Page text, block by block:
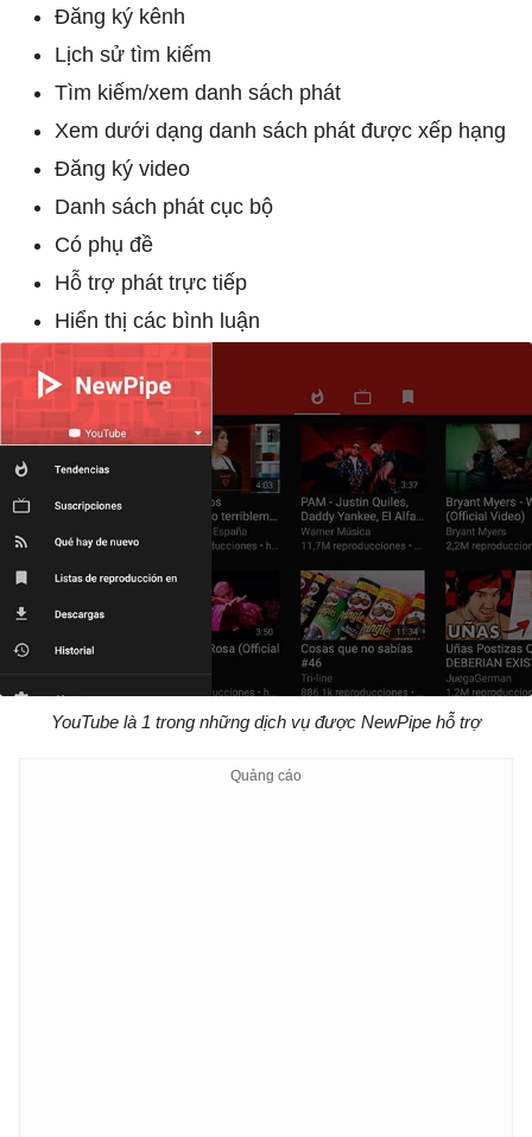
Đăng ký kênh
Lịch sử tìm kiếm
Tìm kiếm/xem danh sách phát
Xem dưới dạng danh sách phát được xếp hạng
Đăng ký video
Danh sách phát cục bộ
Có phụ đề
Hỗ trợ phát trực tiếp
Hiển thị các bình luận
YouTube là 1 trong những dịch vụ được NewPipe hỗ trợ